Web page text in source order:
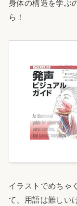
身体の構造を学ぶ
ら！
イラストでめちゃ
て、用語は難しい